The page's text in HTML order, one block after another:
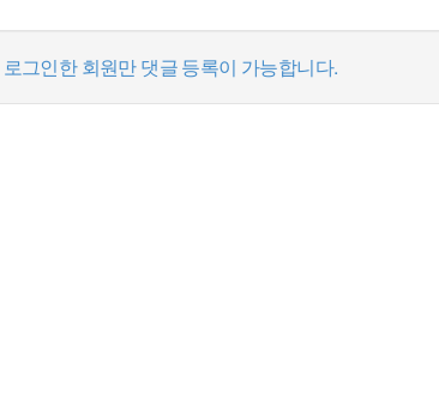
로그인한 회원만 댓글 등록이 가능합니다.